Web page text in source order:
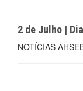
2 de Julho |
NOTÍCIAS